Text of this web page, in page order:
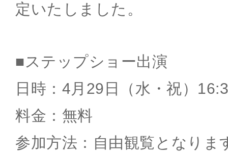
定いたしました。
■ステップショー出演
日時：4月29日（水・祝）
料金：無料
参加方法：自由観覧となりま